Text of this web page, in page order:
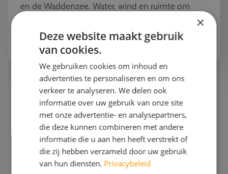
en de Waddenzee. Water, wind en ruimte om
Bekijk het thema
×
Deze website maakt gebruik
van cookies.
We gebruiken cookies om inhoud en
advertenties te personaliseren en om ons
verkeer te analyseren. We delen ook
informatie over uw gebruik van onze site
met onze advertentie- en analysepartners,
die deze kunnen combineren met andere
informatie die u aan hen heeft verstrekt of
die zij hebben verzameld door uw gebruik
van hun diensten. Privacybeleid